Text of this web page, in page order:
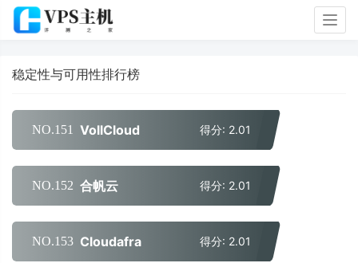
稳定性与可用性排行榜
NO.151 VollCloud 得分: 2.01
NO.152 合帆云 得分: 2.01
NO.153 Cloudafra 得分: 2.01